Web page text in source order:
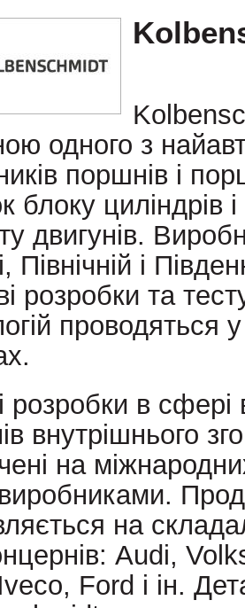
одного з
поршнів і
блоку циліндрів
двигунів.
Північній і
розробки та
проводяться
розробки в
внутрішнього
на
виробниками.
на
Audi,
Ford і ін.